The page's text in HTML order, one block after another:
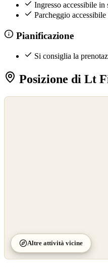
Ingresso accessibile in
Parcheggio
Pianificazione
Si consiglia la
Posizione di Lt
Altre attività vicine